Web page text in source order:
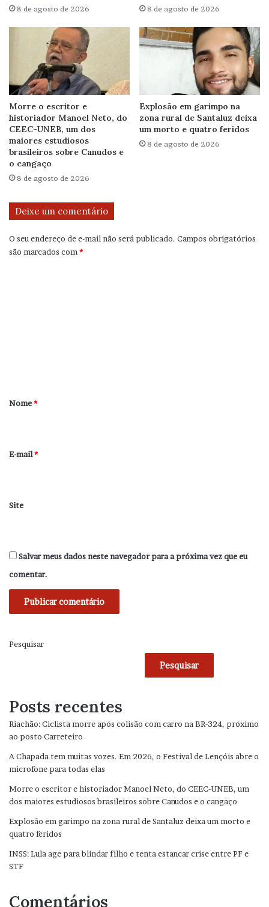
8 de agosto de 2026 8 de agosto de 2026
Morre o escritor e
historiador Manoel Neto, do
CEEC-UNEB, um dos
maiores estudiosos
brasileiros sobre Canudos e
o cangaço
8 de agosto de 2026
Explosão em garimpo na
zona rural de Santaluz deixa
um morto e quatro feridos
8 de agosto de 2026
Deixe um comentário
O seu endereço de e-mail não será publicado. Campos obrigatórios
são marcados com *
r
*
Nome*
E-mail*
Site
Salvar meus dados neste navegador para a próxima vez que eu
comentar.
Pesquisar
Pesquisar
Posts recentes
Riachão: Ciclista morre após colisão com carro na BR-324, próximo
ao posto Carreteiro
A Chapada tem muitas vozes. Em 2026, o Festival de Lençóis abre o
microfone para todas elas
Morre o escritor e historiador Manoel Neto, do CEEC-UNEB, um
dos maiores estudiosos brasileiros sobre Canudos e o cangaço
Explosão em garimpo na zona rural de Santaluz deixa um morto e
quatro feridos
INSS: Lula age para blindar filho e tenta estancar crise entre PF e
STF
Comentários